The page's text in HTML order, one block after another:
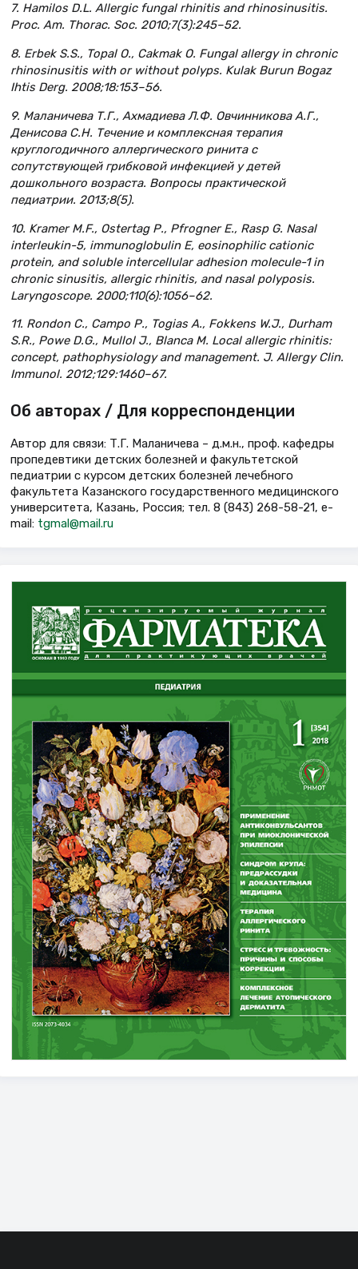
7. Hamilos D.L. Allergic fungal rhinitis and rhinosinusitis.
Proc. Am. Thorac. Soc. 2010;7(3):245–52.
8. Erbek S.S., Topal O., Cakmak O. Fungal allergy in chronic
rhinosinusitis with or without polyps. Kulak Burun Bogaz
Ihtis Derg. 2008;18:153–56.
9. Маланичева Т.Г., Ахмадиева Л.Ф. Овчинникова А.Г.,
Денисова С.Н. Течение и комплексная терапия
круглогодичного аллергического ринита с
сопутствующей грибковой инфекцией у детей
дошкольного возраста. Вопросы практической
педиатрии. 2013;8(5).
10. Kramer M.F., Ostertag Р., Pfrogner E., Rasp G. Nasal
interleukin-5, immunoglobulin E, eosinophilic cationic
protein, and soluble intercellular adhesion molecule-1 in
chronic sinusitis, allergic rhinitis, and nasal polyposis.
Laryngoscope. 2000;110(6):1056–62.
11. Rondon C., Campo Р., Togias А., Fokkens W.J., Durham
S.R., Powe D.G., Mullol J., Blanca M. Local allergic rhinitis:
concept, pathophysiology and management. J. Allergy Clin.
Immunol. 2012;129:1460–67.
Об авторах / Для корреспонденции
Автор для связи: Т.Г. Маланичева – д.м.н., проф. кафедры
пропедевтики детских болезней и факультетской
педиатрии с курсом детских болезней лечебного
факультета Казанского государственного медицинского
университета, Казань, Россия; тел. 8 (843) 268-58-21, e-
mail: tgmal@mail.ru